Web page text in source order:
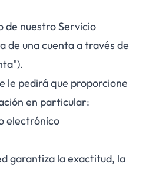
de nuestro Servicio
de una cuenta a través de
le pedirá que proporcione
en particular:
electrónico
garantiza la exactitud, la